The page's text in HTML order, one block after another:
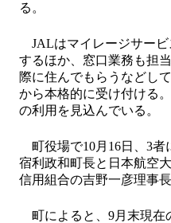
る。
JALはマイレージサービ
するほか、窓口業務も担
際に住んでもらうなどし
から本格的に受け付ける
の利用を見込んでいる。
町役場で10月16日、3者
宿利政和町長と日本航空
信用組合の吉野一彦理事
町によると、9月末現在